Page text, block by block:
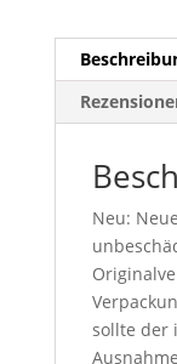
Neu:
sollte der